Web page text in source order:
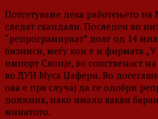
Потсетуваме дека работењето на
следат скандали. Последен во
“репрограмираат” долг од 14
бизниси, меѓу кои е и фирмата
импорт Скопје, во сопственост
во ДУИ Муса Џафери. Во
ова е прв случај да се одобри
должник, иако имало вакви
минатото.